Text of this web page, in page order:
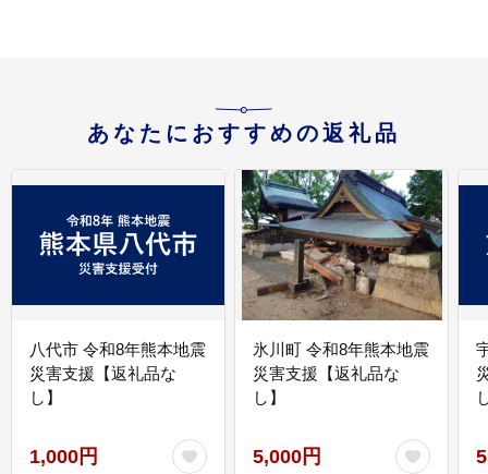
あなたにおすすめの返礼品
八代市 令和8年熊本地震
災害支援【返礼品な
し】
1,000円
氷川町 令和8年熊本地震
災害支援【返礼品な
し】
5,000円